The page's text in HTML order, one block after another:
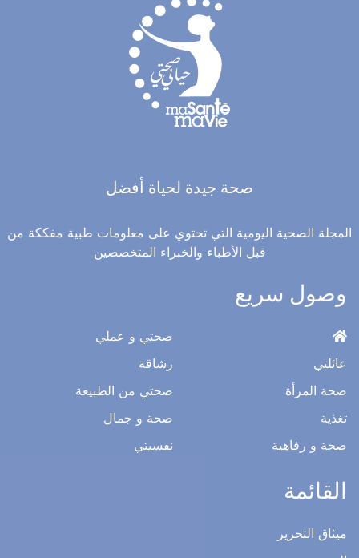
صحة جيدة لحياة أفضل
المجلة الصحية اليومية التي تحتوي على معلومات طبية مفككة من
قبل الأطباء والخبراء المتخصصين
وصول سريع
عائلتي
صحة المرأة
تغذية
صحة و رفاهية
صحتي و عملي
رشاقة
صحتي من الطبيعة
صحة و جمال
نفسيتي
القائمة
ميثاق التحرير